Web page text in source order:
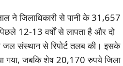
ने जिलाधिकारी से पानी के 31,657
12-13 वर्षों से लापता है और दो
ने जल संस्थान से रिपोर्ट तलब की। इसके
गया, जबकि शेष 20,170 रुपये जिला